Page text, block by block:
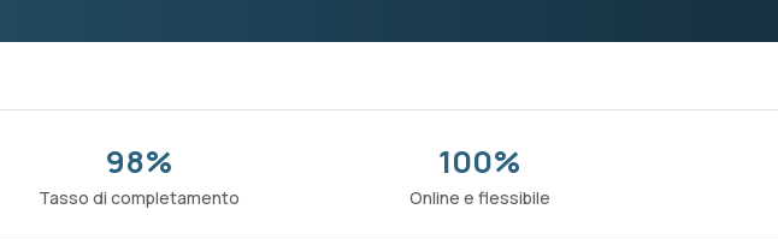
98%
Tasso di completamento
100%
Online e flessibile